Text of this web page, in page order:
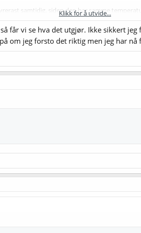
samtidig, siden den har samme
nellikfenol (4-vinyl-guaiacol (4VG)). Og det
Klikk for å utvide...
får vi se hva det utgjør. Ikke sikkert
om jeg forsto det riktig men jeg har nå